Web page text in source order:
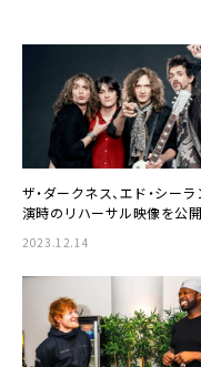
ザ・ダークネス、エド・シー
演時のリハーサル映像を公開
2023.12.14